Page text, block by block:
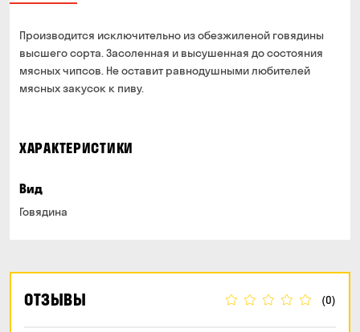
Производится исключительно из обезжиленой говядины
высшего сорта. Засоленная и высушенная до состояния
мясных чипсов. Не оставит равнодушными любителей
мясных закусок к пиву.
ХАРАКТЕРИСТИКИ
Вид
Говядина
ОТЗЫВЫ (0)